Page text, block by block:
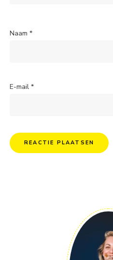
Naam *
E-mail *